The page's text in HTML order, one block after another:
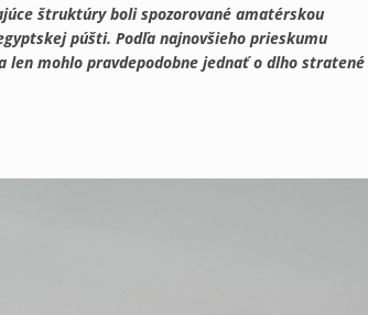
štruktúry boli spozorované amatérskou
púšti. Podľa najnovšieho prieskumu
len mohlo pravdepodobne jednať o dlho stratené